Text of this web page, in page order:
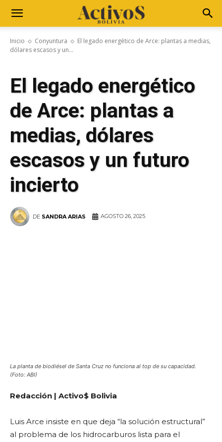
Inicio Conyuntura
El legado energético de Arce: plantas a medias,
dólares escasos y un...
El legado energético
de Arce: plantas a
medias, dólares
escasos y un futuro
incierto
DE SANDRA ARIAS AGOSTO 26, 2025
La planta de biodiésel de Santa Cruz no funciona al top de su capacidad.
(Foto: ABI)
Redacción | Activo$ Bolivia
Luis Arce insiste en que deja “la solución estructural”
al problema de los hidrocarburos lista para el